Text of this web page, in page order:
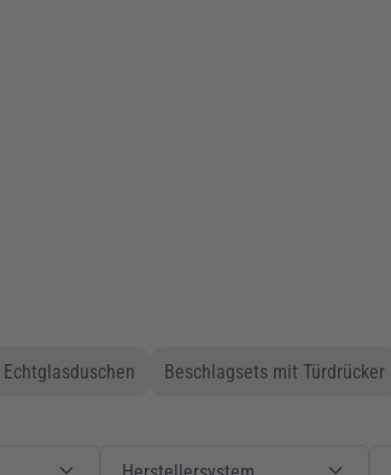
Beschlagsets mit Türdrücker